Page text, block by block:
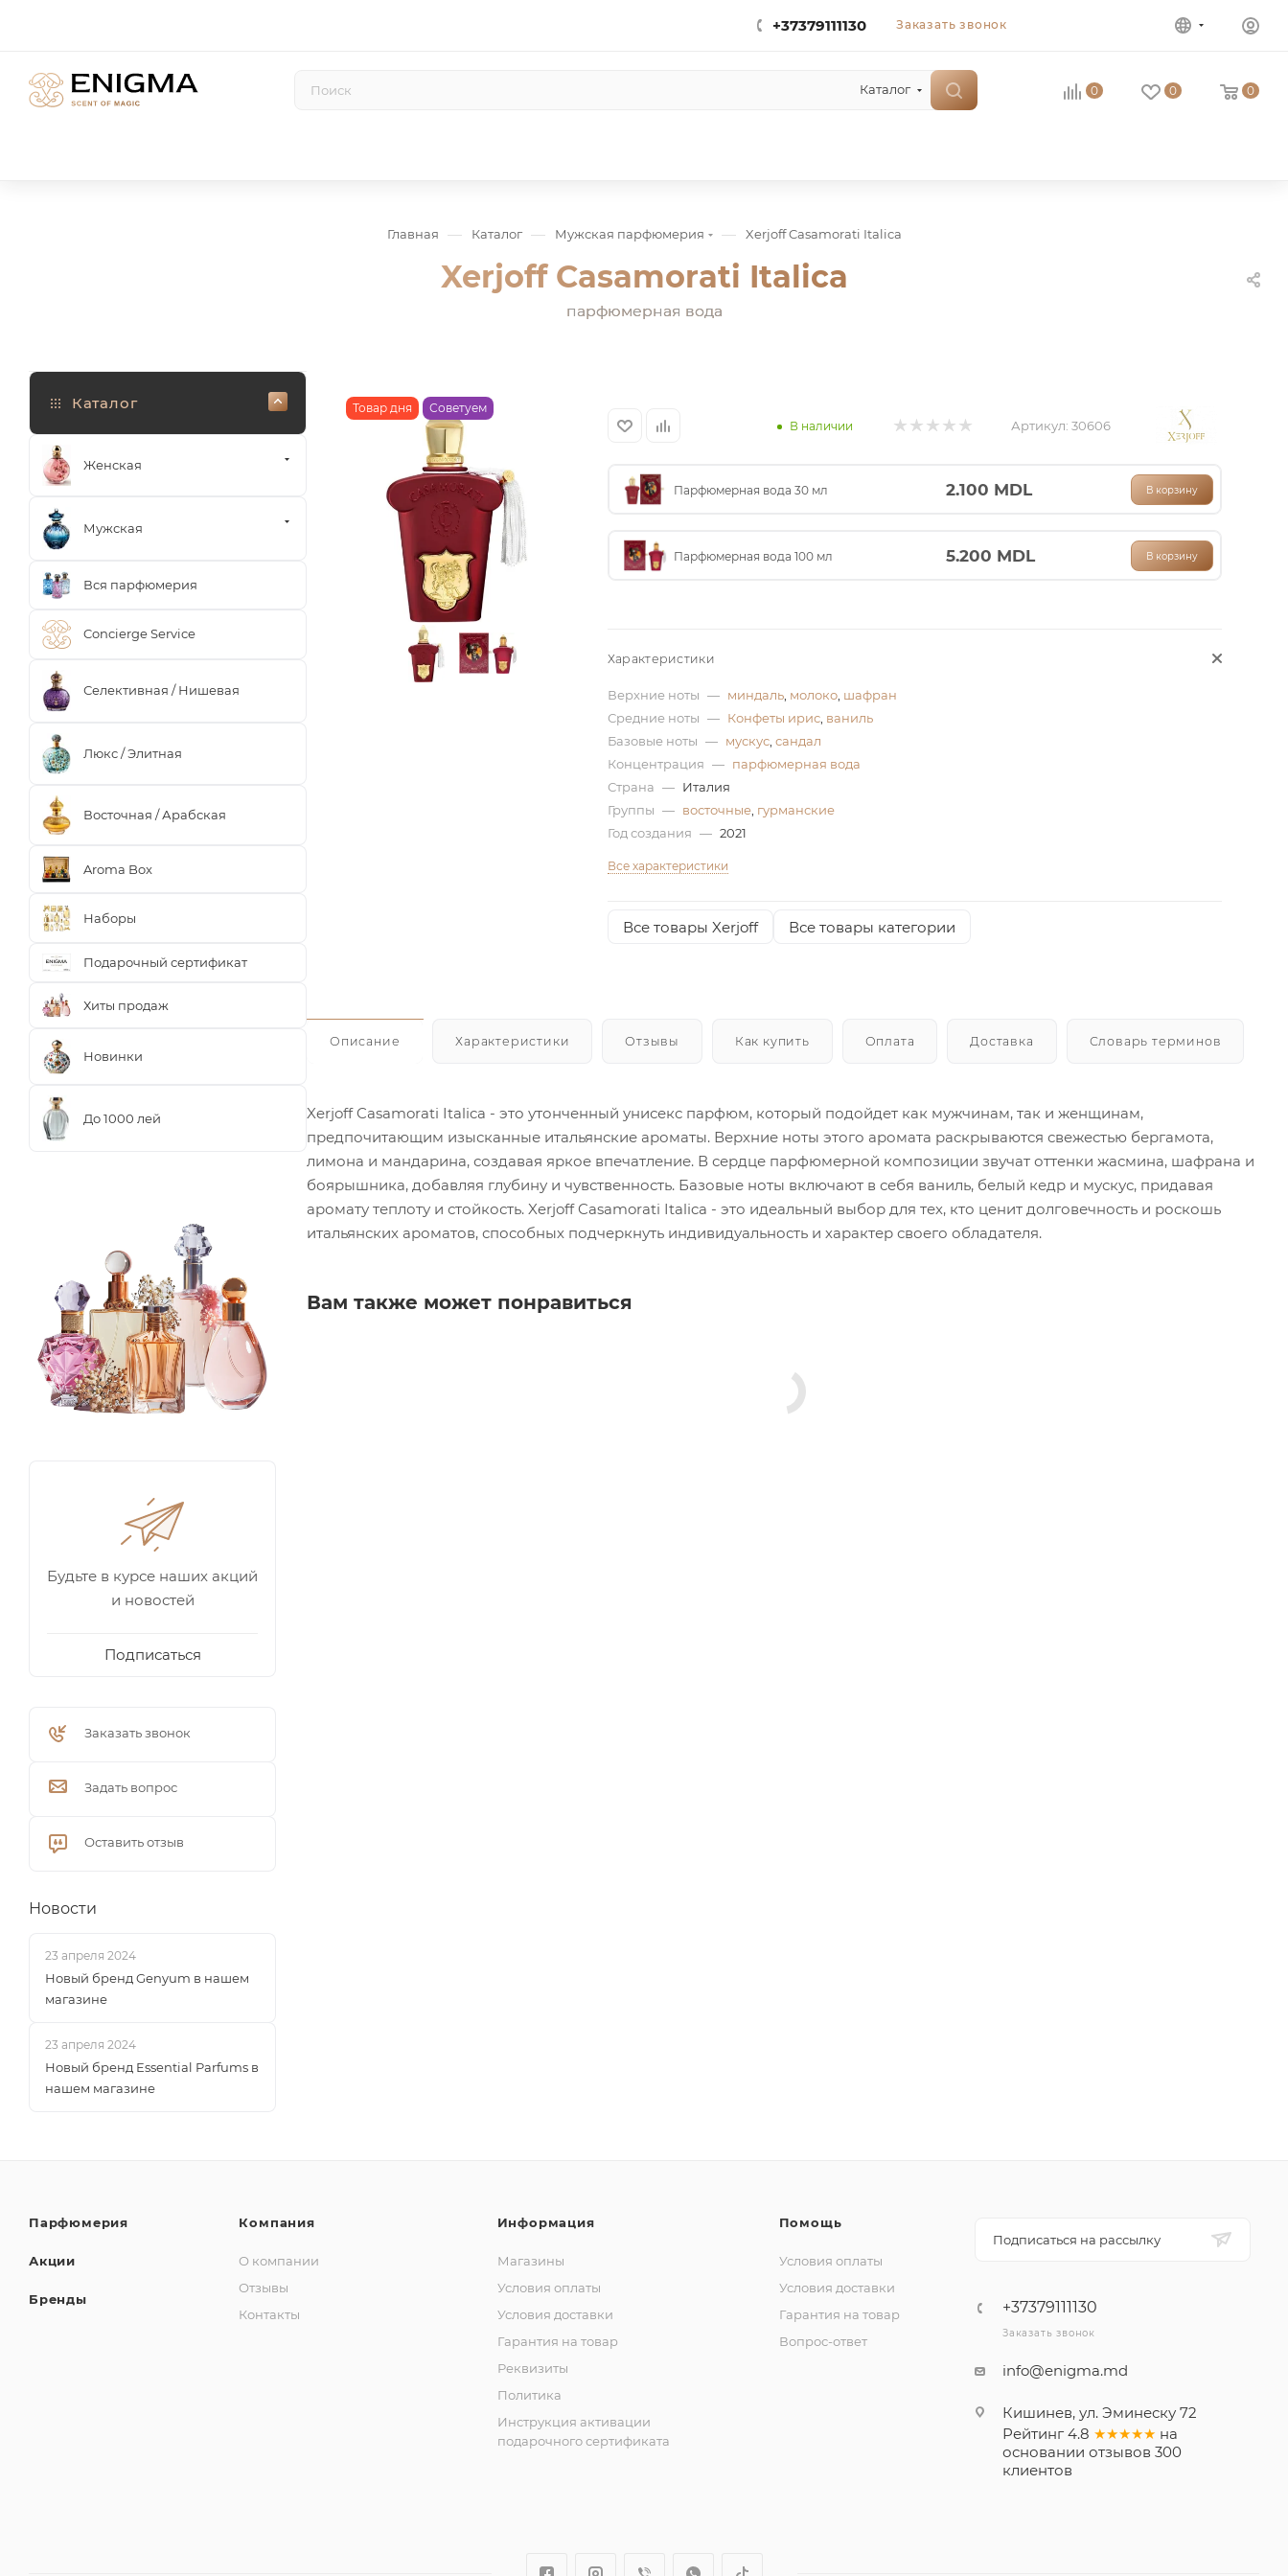
+37379111130 Заказать звонок
Каталог 0 0 0
Главная — Каталог — Мужская парфюмерия — Xerjoff Casamorati Italica
Xerjoff Casamorati Italica
парфюмерная вода
Товар дня
Советуем
В наличии
Артикул: 30606
Парфюмерная вода 30 мл 2.100 MDL В корзину
Парфюмерная вода 100 мл 5.200 MDL В корзину
Характеристики
Верхние ноты — миндаль, молоко, шафран
Средние ноты — Конфеты ирис, ваниль
Базовые ноты — мускус, сандал
Концентрация — парфюмерная вода
Страна — Италия
Группы — восточные, гурманские
Год создания — 2021
Все характеристики
Все товары Xerjoff Все товары категории
Описание Характеристики Отзывы Как купить Оплата Доставка Словарь терминов
Xerjoff Casamorati Italica - это утонченный унисекс парфюм, который подойдет как мужчинам, так и женщинам,
предпочитающим изысканные итальянские ароматы. Верхние ноты этого аромата раскрываются свежестью бергамота,
лимона и мандарина, создавая яркое впечатление. В сердце парфюмерной композиции звучат оттенки жасмина, шафрана и
боярышника, добавляя глубину и чувственность. Базовые ноты включают в себя ваниль, белый кедр и мускус, придавая
аромату теплоту и стойкость. Xerjoff Casamorati Italica - это идеальный выбор для тех, кто ценит долговечность и роскошь
итальянских ароматов, способных подчеркнуть индивидуальность и характер своего обладателя.
Вам также может понравиться
Каталог
Женская
Мужская
Вся парфюмерия
Concierge Service
Селективная / Нишевая
Люкс / Элитная
Восточная / Арабская
Aroma Box
Наборы
Подарочный сертификат
Хиты продаж
Новинки
До 1000 лей
Будьте в курсе наших акций
и новостей
Подписаться
Заказать звонок
Задать вопрос
Оставить отзыв
Новости
23 апреля 2024
Новый бренд Genyum в нашем
магазине
23 апреля 2024
Новый бренд Essential Parfums в
нашем магазине
Парфюмерия
Акции
Бренды
Компания
О компании
Отзывы
Контакты
Информация
Магазины
Условия оплаты
Условия доставки
Гарантия на товар
Реквизиты
Политика
Инструкция активации
подарочного сертификата
Помощь
Условия оплаты
Условия доставки
Гарантия на товар
Вопрос-ответ
Подписаться на рассылку
+37379111130
Заказать звонок
info@enigma.md
Кишинев, ул. Эминеску 72
Рейтинг 4.8 ★★★★★ на
основании отзывов 300
клиентов